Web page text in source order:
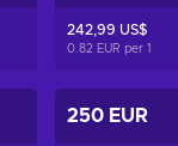
242,99 US$
0.82 EUR per1
250 EUR